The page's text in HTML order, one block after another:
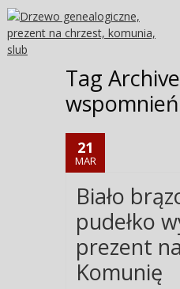
Tag
wspomnień
21
MAR
Biało
pudełko
prezent
Komunię